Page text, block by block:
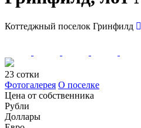
Коттеджный поселок Гринфилд
23 сотки
Фотогалерея О поселке
Цена от собственника
Рубли
Доллары